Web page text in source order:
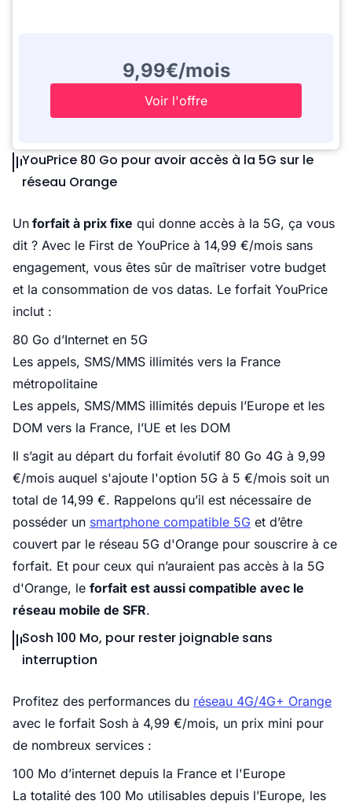
9,99€/mois
Voir l'offre
YouPrice 80 Go pour avoir accès à la 5G sur le
réseau Orange
Un forfait à prix fixe qui donne accès à la 5G, ça vous
dit ? Avec le First de YouPrice à 14,99 €/mois sans
engagement, vous êtes sûr de maîtriser votre budget
et la consommation de vos datas. Le forfait YouPrice
inclut :
80 Go d’Internet en 5G
Les appels, SMS/MMS illimités vers la France
métropolitaine
Les appels, SMS/MMS illimités depuis l’Europe et les
DOM vers la France, l’UE et les DOM
Il s’agit au départ du forfait évolutif 80 Go 4G à 9,99
€/mois auquel s'ajoute l'option 5G à 5 €/mois soit un
total de 14,99 €. Rappelons qu’il est nécessaire de
posséder un smartphone compatible 5G et d’être
couvert par le réseau 5G d'Orange pour souscrire à ce
forfait. Et pour ceux qui n’auraient pas accès à la 5G
d'Orange, le forfait est aussi compatible avec le
réseau mobile de SFR.
Sosh 100 Mo, pour rester joignable sans
interruption
Profitez des performances du réseau 4G/4G+ Orange
avec le forfait Sosh à 4,99 €/mois, un prix mini pour
de nombreux services :
100 Mo d’internet depuis la France et l'Europe
La totalité des 100 Mo utilisables depuis l’Europe, les